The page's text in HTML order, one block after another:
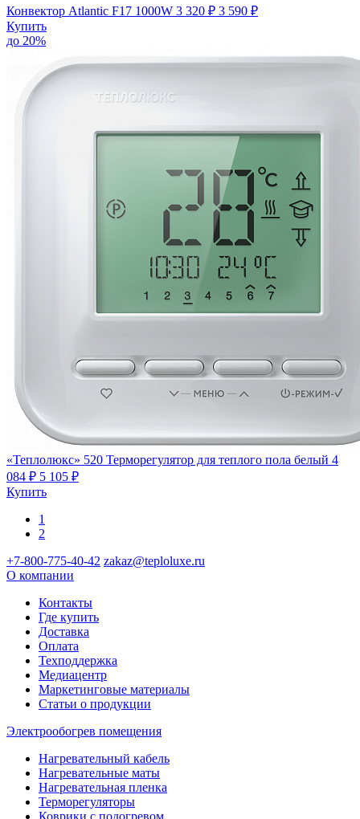
Конвектор Atlantic F17 1000W 3 320 ₽ 3 590 ₽
Купить
до 20%
«Теплолюкс» 520 Терморегулятор для теплого пола белый 4
084 ₽ 5 105 ₽
Купить
1
2
+7-800-775-40-42 zakaz@teploluxe.ru
О компании
Контакты
Где купить
Доставка
Оплата
Техподдержка
Медиацентр
Маркетинговые материалы
Статьи о продукции
Электрообогрев помещения
Нагревательный кабель
Нагревательные маты
Нагревательная пленка
Терморегуляторы
Коврики с подогревом